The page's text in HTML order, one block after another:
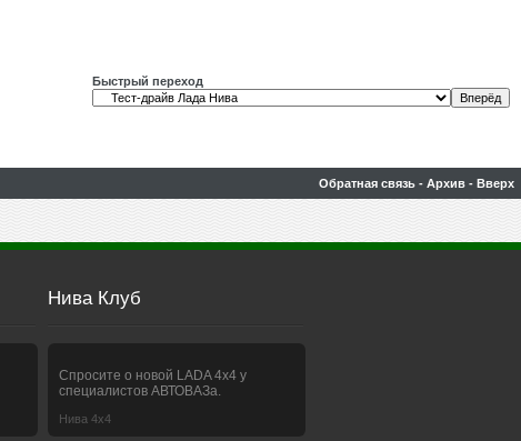
Быстрый переход
Обратная связь - Архив - Вверх
Нива Клуб
Спросите о новой LADA 4x4 у
специалистов АВТОВАЗа.
Нива 4х4